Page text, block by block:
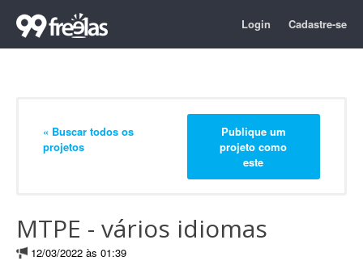
Login Cadastre-se
« Buscar todos os
projetos
Publique um
projeto como
este
MTPE - vários idiomas
12/03/2022 às 01:39